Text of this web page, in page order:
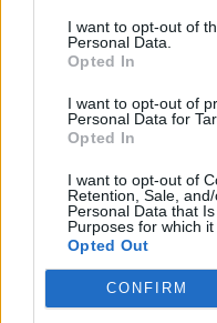
I want to opt-out of
Personal Data.
Opted In
I want to opt-out of
Personal Data for
Opted In
I want to opt-out of
Retention, Sale,
Personal Data that
Purposes for which it
Opted Out
CONFIRM
Αθλητικά
Παραιτήθηκε ο
μια υγιή
Αστέρα